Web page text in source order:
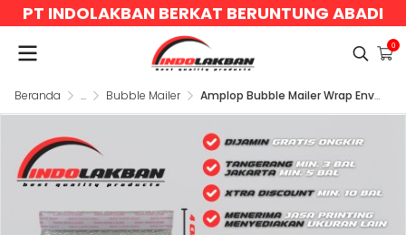
PT INDOLAKBAN BERKAT BERUNTUNG ABADI
0
Beranda ... Bubble Mailer Amplop Bubble Mailer Wrap Envelope Packaging 16x18 cm - Putih